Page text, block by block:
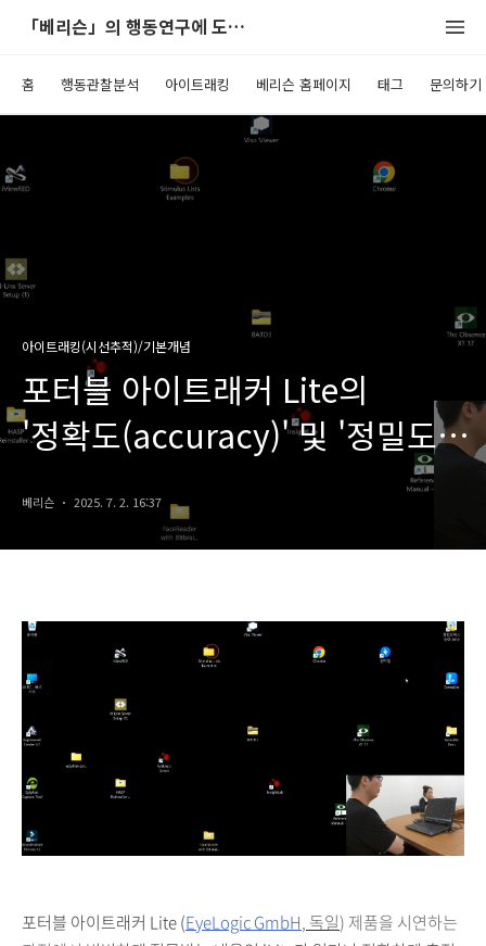
「베리슨」의 행동연구에 도움이 되는 블로그
홈 행동관찰분석 아이트래킹 베리슨 홈페이지 태그 문의하기
아이트래킹(시선추적)/기본개념
포터블 아이트래커 Lite의
'정확도(accuracy)' 및 '정밀도
베리슨 2025. 7. 2. 16:37
포터블 아이트래커 Lite (EyeLogic GmbH, 독일) 제품을 시연하는